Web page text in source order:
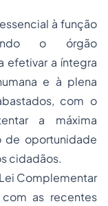
à função
o órgão
efetivar a íntegra
e à plena
com o
a máxima
de oportunidade
cidadãos.
Complementar
as recentes